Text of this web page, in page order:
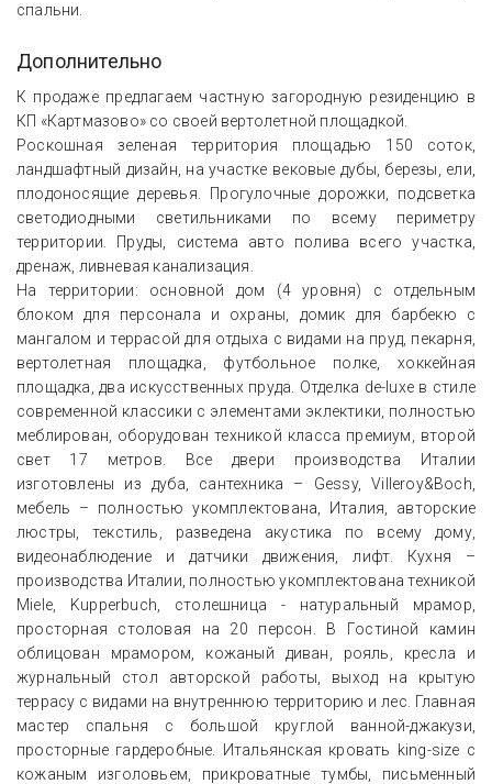
спальни.
Дополнительно
К продаже предлагаем частную загородную резиденцию в
КП «Картмазово» со своей вертолетной площадкой.
Роскошная зеленая территория площадью 150 соток,
ландшафтный дизайн, на участке вековые дубы, березы, ели,
плодоносящие деревья. Прогулочные дорожки, подсветка
светодиодными светильниками по всему периметру
территории. Пруды, система авто полива всего участка,
дренаж, ливневая канализация.
На территории: основной дом (4 уровня) с отдельным
блоком для персонала и охраны, домик для барбекю с
мангалом и террасой для отдыха с видами на пруд, пекарня,
вертолетная площадка, футбольное полке, хоккейная
площадка, два искусственных пруда. Отделка de-luxe в стиле
современной классики с элементами эклектики, полностью
меблирован, оборудован техникой класса премиум, второй
свет 17 метров. Все двери производства Италии
изготовлены из дуба, сантехника – Gessy, Villeroy&Boch,
мебель – полностью укомплектована, Италия, авторские
люстры, текстиль, разведена акустика по всему дому,
видеонаблюдение и датчики движения, лифт. Кухня –
производства Италии, полностью укомплектована техникой
Miele, Kupperbuch, столешница - натуральный мрамор,
просторная столовая на 20 персон. В Гостиной камин
облицован мрамором, кожаный диван, рояль, кресла и
журнальный стол авторской работы, выход на крытую
террасу с видами на внутреннюю территорию и лес. Главная
мастер спальня с большой круглой ванной-джакузи,
просторные гардеробные. Итальянская кровать king-size с
кожаным изголовьем, прикроватные тумбы, письменный